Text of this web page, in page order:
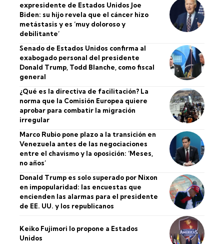
expresidente de Estados Unidos Joe
Biden: su hijo revela que el cáncer hizo
metástasis y es ‘muy doloroso y
debilitante’
Senado de Estados Unidos confirma al
exabogado personal del presidente
Donald Trump, Todd Blanche, como fiscal
general
¿Qué es la directiva de facilitación? La
norma que la Comisión Europea quiere
aprobar para combatir la migración
irregular
Marco Rubio pone plazo a la transición en
Venezuela antes de las negociaciones
entre el chavismo y la oposición: ‘Meses,
no años’
Donald Trump es solo superado por Nixon
en impopularidad: las encuestas que
encienden las alarmas para el presidente
de EE. UU. y los republicanos
Keiko Fujimori lo propone a Estados
Unidos